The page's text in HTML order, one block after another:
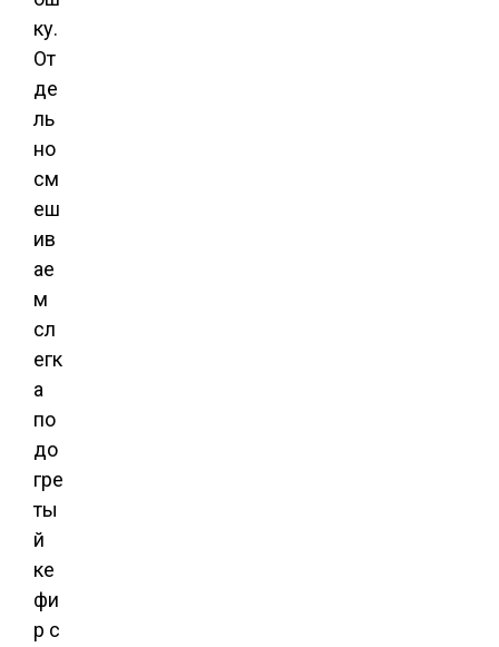
ку.
От
де
ль
но
см
еш
ив
ае
м
сл
егк
а
по
до
гре
ты
й
ке
фи
р с